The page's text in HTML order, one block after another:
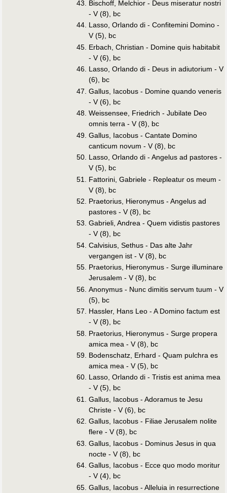
Bischoff, Melchior - Deus miseratur nostri
- V (8), bc
Lasso, Orlando di - Confitemini Domino -
V (5), bc
Erbach, Christian - Domine quis habitabit
- V (6), bc
Lasso, Orlando di - Deus in adiutorium - V
(6), bc
Gallus, Iacobus - Domine quando veneris
- V (6), bc
Weissensee, Friedrich - Jubilate Deo
omnis terra - V (8), bc
Gallus, Iacobus - Cantate Domino
canticum novum - V (8), bc
Lasso, Orlando di - Angelus ad pastores -
V (5), bc
Fattorini, Gabriele - Repleatur os meum -
V (8), bc
Praetorius, Hieronymus - Angelus ad
pastores - V (8), bc
Gabrieli, Andrea - Quem vidistis pastores
- V (8), bc
Calvisius, Sethus - Das alte Jahr
vergangen ist - V (8), bc
Praetorius, Hieronymus - Surge illuminare
Jerusalem - V (8), bc
Anonymus - Nunc dimitis servum tuum - V
(5), bc
Hassler, Hans Leo - A Domino factum est
- V (8), bc
Praetorius, Hieronymus - Surge propera
amica mea - V (8), bc
Bodenschatz, Erhard - Quam pulchra es
amica mea - V (5), bc
Lasso, Orlando di - Tristis est anima mea
- V (5), bc
Gallus, Iacobus - Adoramus te Jesu
Christe - V (6), bc
Gallus, Iacobus - Filiae Jerusalem nolite
flere - V (8), bc
Gallus, Iacobus - Dominus Jesus in qua
nocte - V (8), bc
Gallus, Iacobus - Ecce quo modo moritur
- V (4), bc
Gallus, Iacobus - Alleluia in resurrectione